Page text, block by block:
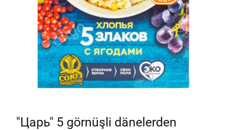
"Царь" 5 görnüşli dänelerden